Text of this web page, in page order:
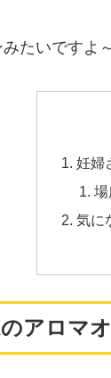
たいですよ～
妊婦
場
気に
アロマ